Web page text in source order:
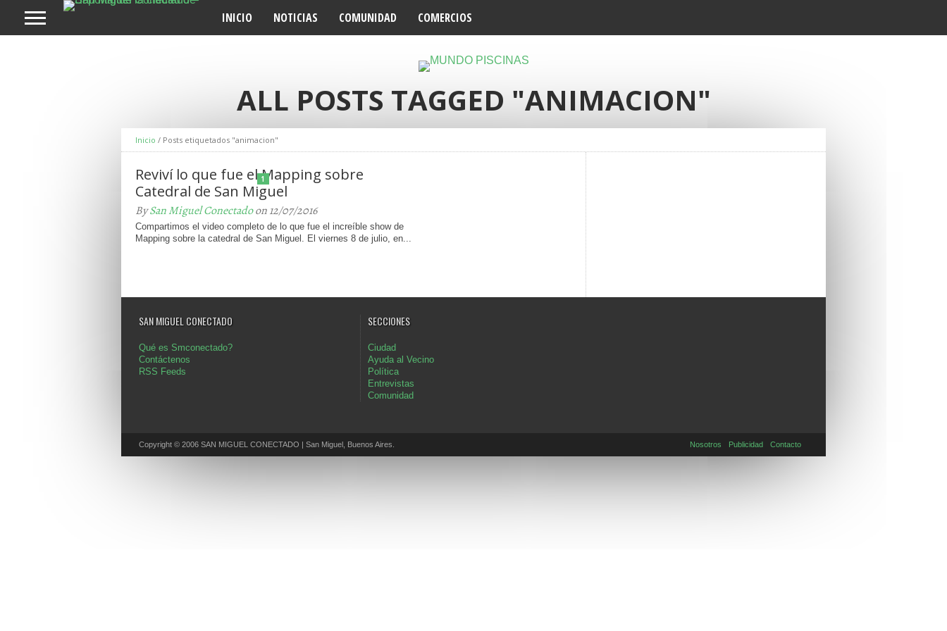
INICIO NOTICIAS COMUNIDAD COMERCIOS
ALL POSTS TAGGED "ANIMACION"
Inicio / Posts etiquetados "animacion"
1
Reviví lo que fue el Mapping sobre
Catedral de San Miguel
BySan Miguel Conectadoon 12/07/2016
Compartimos el video completo de lo que fue el increíble show de
Mapping sobre la catedral de San Miguel. El viernes 8 de julio, en...
SAN MIGUEL CONECTADO
Qué es Smconectado?
Contáctenos
RSS Feeds
SECCIONES
Ciudad
Ayuda al Vecino
Política
Entrevistas
Comunidad
Copyright © 2006 SAN MIGUEL CONECTADO | San Miguel, Buenos Aires. Nosotros Publicidad Contacto